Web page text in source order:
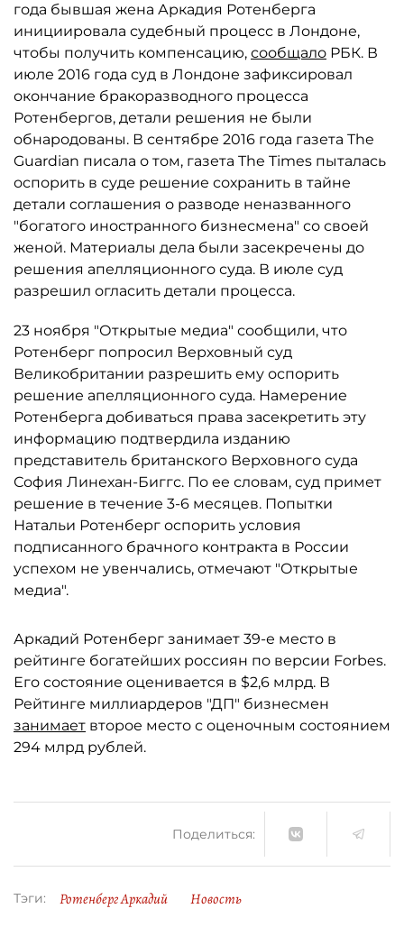
года бывшая жена Аркадия Ротенберга
инициировала судебный процесс в Лондоне,
чтобы получить компенсацию, сообщало РБК. В
июле 2016 года суд в Лондоне зафиксировал
окончание бракоразводного процесса
Ротенбергов, детали решения не были
обнародованы. В сентябре 2016 года газета The
Guardian писала о том, газета The Times пыталась
оспорить в суде решение сохранить в тайне
детали соглашения о разводе неназванного
"богатого иностранного бизнесмена" со своей
женой. Материалы дела были засекречены до
решения апелляционного суда. В июле суд
разрешил огласить детали процесса.
23 ноября "Открытые медиа" сообщили, что
Ротенберг попросил Верховный суд
Великобритании разрешить ему оспорить
решение апелляционного cуда. Намерение
Ротенберга добиваться права засекретить эту
информацию подтвердила изданию
представитель британского Верховного суда
София Линехан-Биггс. По ее словам, суд примет
решение в течение 3-6 месяцев. Попытки
Натальи Ротенберг оспорить условия
подписанного брачного контракта в России
успехом не увенчались, отмечают "Открытые
медиа".
Аркадий Ротенберг занимает 39-е место в
рейтинге богатейших россиян по версии Forbes.
Его состояние оценивается в $2,6 млрд. В
Рейтинге миллиардеров "ДП" бизнесмен
занимает второе место с оценочным состоянием
294 млрд рублей.
Поделиться:
Тэги: Ротенберг Аркадий Новость